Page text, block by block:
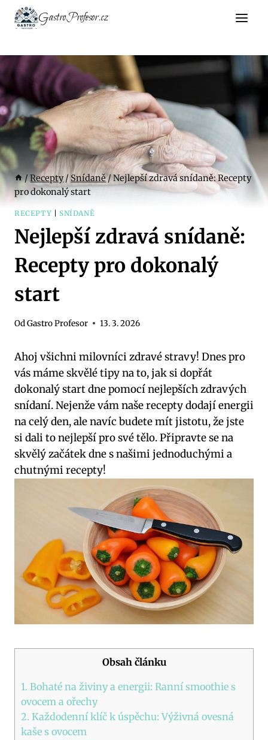
Přeskočit
GastroProfesor.cz
/Recepty/Snídaně/Nejlepší zdravá snídaně: Recepty
pro dokonalý start
RECEPTY SNÍDANĚ
Nejlepší zdravá snídaně:
Recepty pro dokonalý
start
OdGastro Profesor 13. 3. 2026
Ahoj všichni milovníci zdravé stravy! Dnes pro
vás máme skvělé tipy na to, jak si dopřát
dokonalý start dne pomocí nejlepších zdravých
snídaní. Nejenže vám naše recepty dodají energii
na celý den, ale navíc budete mít jistotu, že jste
si dali to nejlepší pro své tělo. Připravte se na
skvělý začátek dne s našimi jednoduchými a
chutnými recepty!
Obsah článku
1. Bohaté na živiny a energii: Ranní smoothie s
ovocem a ořechy
2. Každodenní klíč k úspěchu: Výživná ovesná
kaše s ovocem